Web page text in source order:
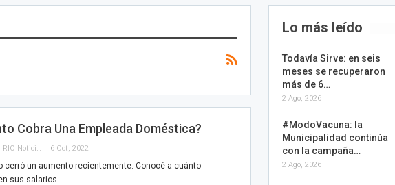
Cobra Una Empleada Doméstica?
Redacción RIO Noticias 6 Oct, 2022
cerró un aumento recientemente. Conocé a cuánto
sus salarios.
Lo más leído
Todavía Sirve: en seis
meses se recuperaron
más de 6…
2 Ago, 2026
#ModoVacuna: la
Municipalidad continúa
con la campaña…
2 Ago, 2026